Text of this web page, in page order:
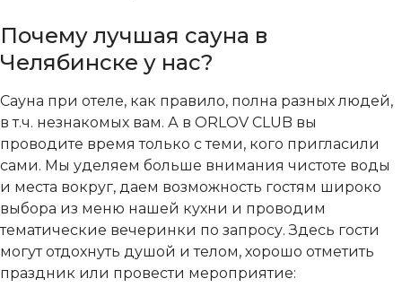
Почему лучшая сауна в
Челябинске у нас?
Сауна при отеле, как правило, полна разных людей,
в т.ч. незнакомых вам. А в ORLOV CLUB вы
проводите время только с теми, кого пригласили
сами. Мы уделяем больше внимания чистоте воды
и места вокруг, даем возможность гостям широко
выбора из меню нашей кухни и проводим
тематические вечеринки по запросу. Здесь гости
могут отдохнуть душой и телом, хорошо отметить
праздник или провести мероприятие: